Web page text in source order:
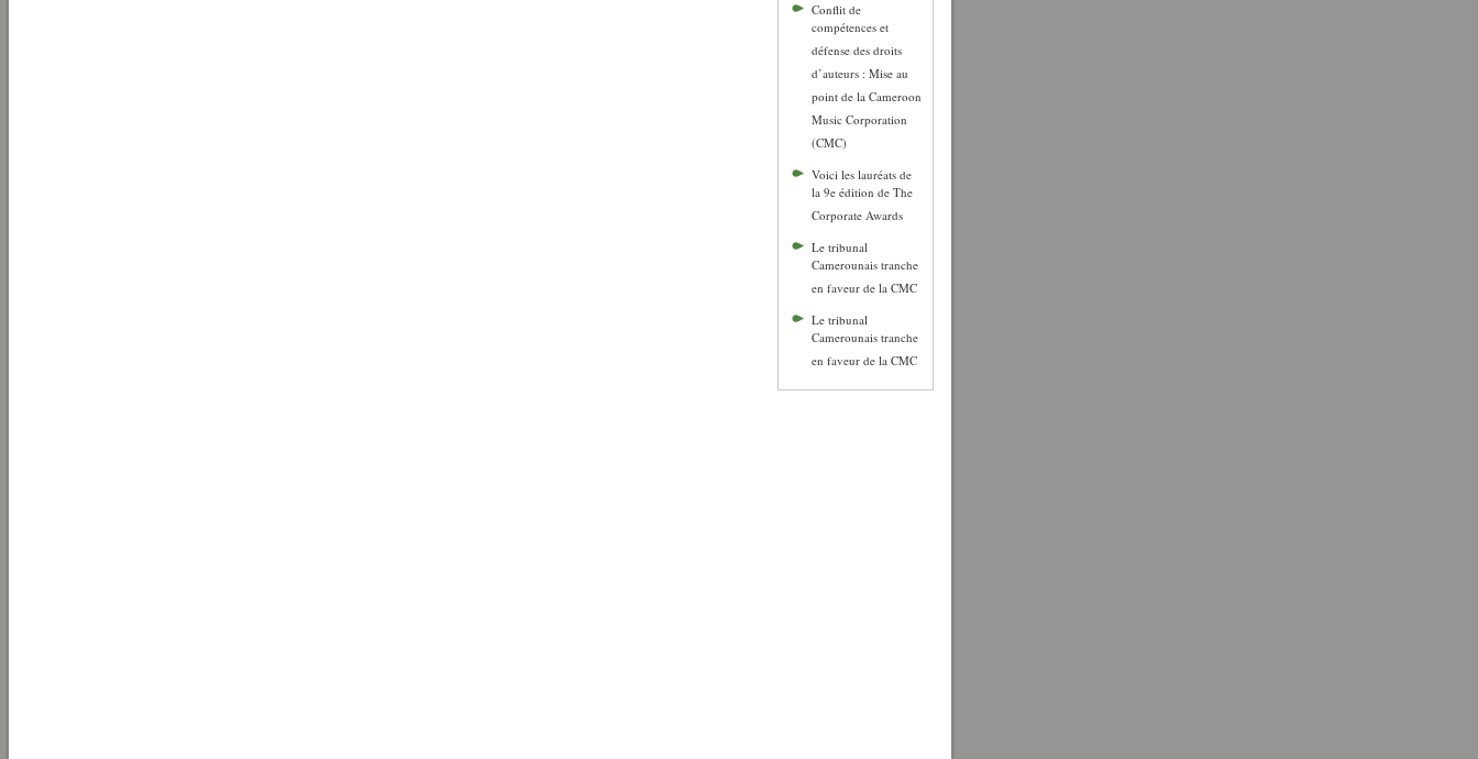
Conflit de
compétences et
défense des droits
d’auteurs : Mise au
point de la Cameroon
Music Corporation
(CMC)
Voici les lauréats de
la 9e édition de The
Corporate Awards
Le tribunal
Camerounais tranche
en faveur de la CMC
Le tribunal
Camerounais tranche
en faveur de la CMC